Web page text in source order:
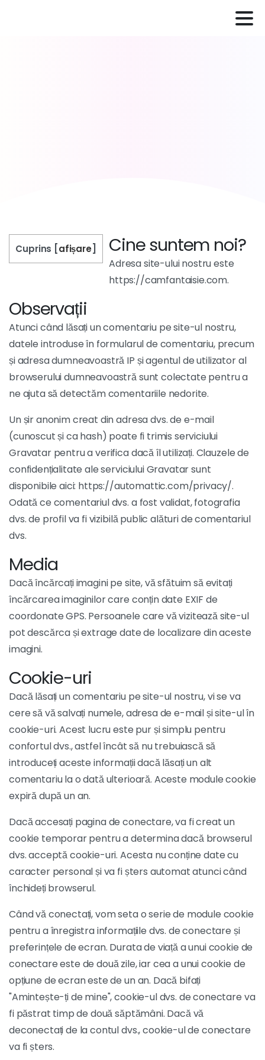
Cuprins afișare] Cine suntem noi?
Adresa site-ului nostru este
https://camfantaisie.com.
Observații
Atunci când lăsați un comentariu pe site-ul nostru,
datele introduse în formularul de comentariu, precum
și adresa dumneavoastră IP și agentul de utilizator al
browserului dumneavoastră sunt colectate pentru a
ne ajuta să detectăm comentariile nedorite.
Un șir anonim creat din adresa dvs. de e-mail
(cunoscut și ca hash) poate fi trimis serviciului
Gravatar pentru a verifica dacă îl utilizați. Clauzele de
confidențialitate ale serviciului Gravatar sunt
disponibile aici: https://automattic.com/privacy/.
Odată ce comentariul dvs. a fost validat, fotografia
dvs. de profil va fi vizibilă public alături de comentariul
dvs.
Media
Dacă încărcați imagini pe site, vă sfătuim să evitați
încărcarea imaginilor care conțin date EXIF de
coordonate GPS. Persoanele care vă vizitează site-ul
pot descărca și extrage date de localizare din aceste
imagini.
Cookie-uri
Dacă lăsați un comentariu pe site-ul nostru, vi se va
cere să vă salvați numele, adresa de e-mail și site-ul în
cookie-uri. Acest lucru este pur și simplu pentru
confortul dvs., astfel încât să nu trebuiască să
introduceți aceste informații dacă lăsați un alt
comentariu la o dată ulterioară. Aceste module cookie
expiră după un an.
Dacă accesați pagina de conectare, va fi creat un
cookie temporar pentru a determina dacă browserul
dvs. acceptă cookie-uri. Acesta nu conține date cu
caracter personal și va fi șters automat atunci când
închideți browserul.
Când vă conectați, vom seta o serie de module cookie
pentru a înregistra informațiile dvs. de conectare și
preferințele de ecran. Durata de viață a unui cookie de
conectare este de două zile, iar cea a unui cookie de
opțiune de ecran este de un an. Dacă bifați
"Amintește-ți de mine", cookie-ul dvs. de conectare va
fi păstrat timp de două săptămâni. Dacă vă
deconectați de la contul dvs., cookie-ul de conectare
va fi șters.